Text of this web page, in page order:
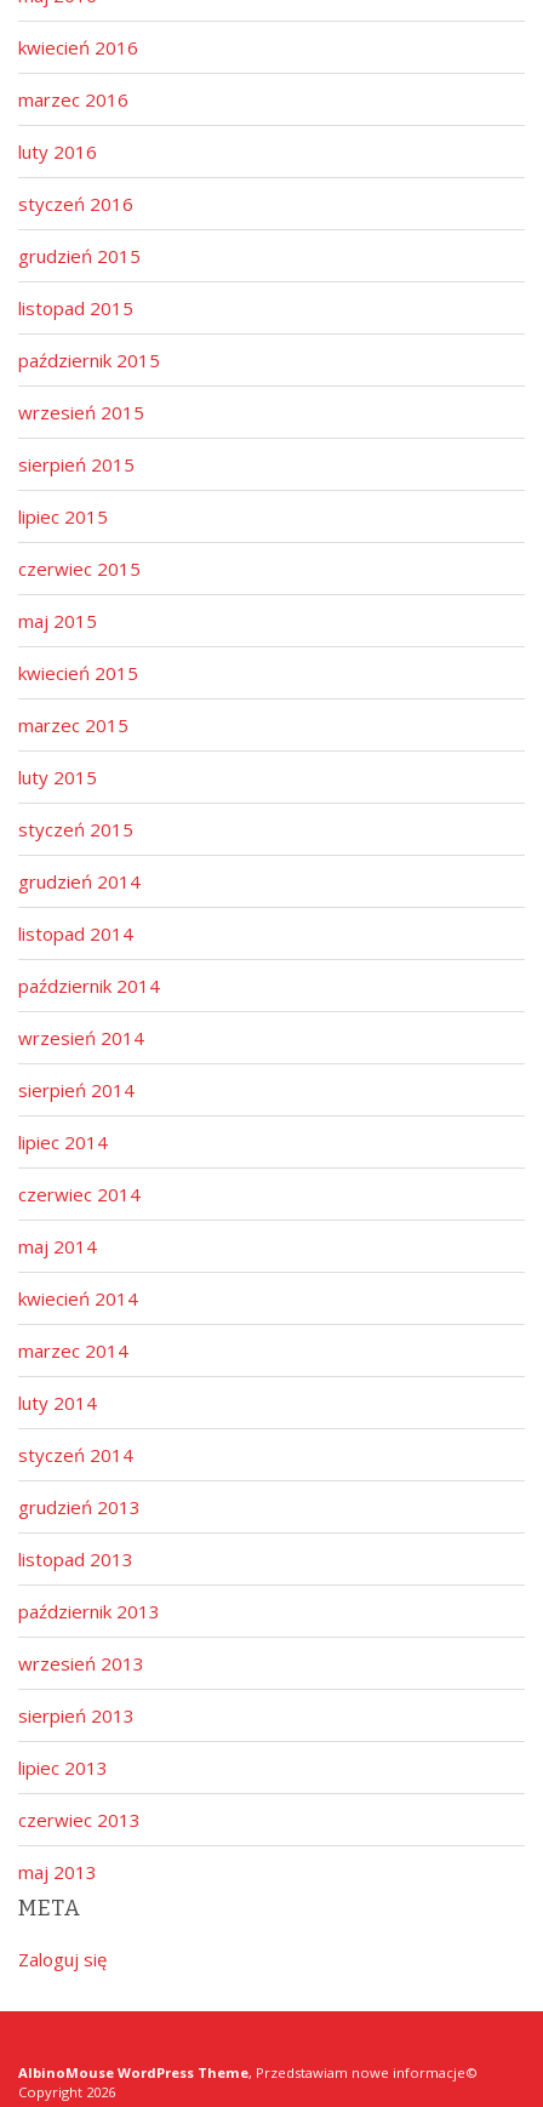
kwiecień 2016
marzec 2016
luty 2016
styczeń 2016
grudzień 2015
listopad 2015
październik 2015
wrzesień 2015
sierpień 2015
lipiec 2015
czerwiec 2015
maj 2015
kwiecień 2015
marzec 2015
luty 2015
styczeń 2015
grudzień 2014
listopad 2014
październik 2014
wrzesień 2014
sierpień 2014
lipiec 2014
czerwiec 2014
maj 2014
kwiecień 2014
marzec 2014
luty 2014
styczeń 2014
grudzień 2013
listopad 2013
październik 2013
wrzesień 2013
sierpień 2013
lipiec 2013
czerwiec 2013
maj 2013
META
Zaloguj się
AlbinoMouse WordPress Theme, Przedstawiam nowe informacje©
Copyright 2026